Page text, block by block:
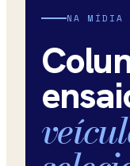
NA MÍDIA